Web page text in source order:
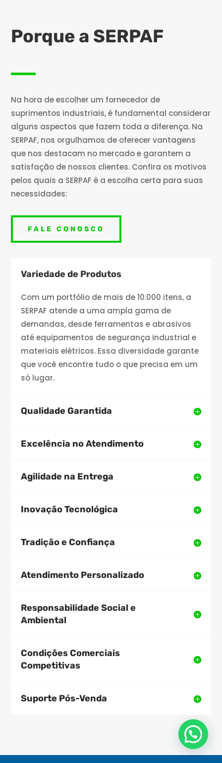
Porque a SERPAF
Na hora de escolher um fornecedor de
suprimentos industriais, é fundamental considerar
alguns aspectos que fazem toda a diferença. Na
SERPAF, nos orgulhamos de oferecer vantagens
que nos destacam no mercado e garantem a
satisfação de nossos clientes. Confira os motivos
pelos quais a SERPAF é a escolha certa para suas
necessidades:
FALE CONOSCO
Variedade de Produtos
Com um portfólio de mais de 10.000 itens, a
SERPAF atende a uma ampla gama de
demandas, desde ferramentas e abrasivos
até equipamentos de segurança industrial e
materiais elétricos. Essa diversidade garante
que você encontre tudo o que precisa em um
só lugar.
Qualidade Garantida
Excelência no Atendimento
Agilidade na Entrega
Inovação Tecnológica
Tradição e Confiança
Atendimento Personalizado
Responsabilidade Social e
Ambiental
Condições Comerciais
Competitivas
Suporte Pós-Venda